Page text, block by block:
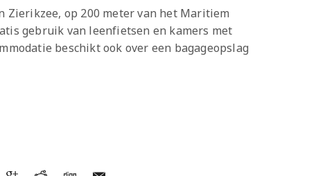
Zierikzee, op 200 meter van het Maritiem
gebruik van leenfietsen en kamers met
beschikt ook over een bagageopslag